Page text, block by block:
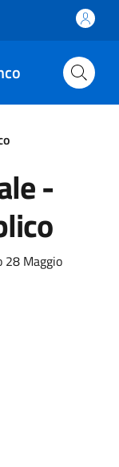
-
28 Maggio